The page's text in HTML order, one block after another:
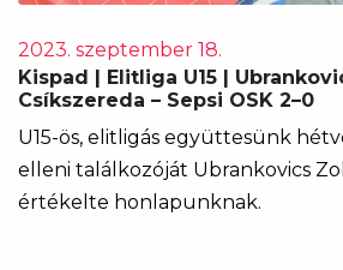
2023. szeptember 18.
Kispad | Elitliga U15 |
Csíkszereda – Sepsi OSK 2–0
U15-ös, elitligás együttesünk
elleni találkozóját Ubrankovics
értékelte honlapunknak.